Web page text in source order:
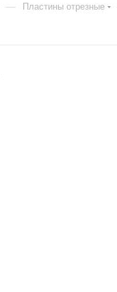
— Пластины отрезные